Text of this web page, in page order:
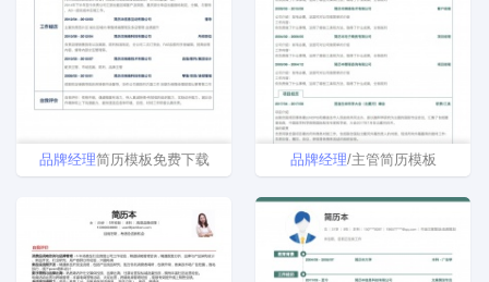
品牌经理简历模板免费下载 品牌经理/主管简历模板